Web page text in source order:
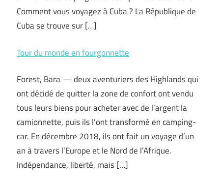
Comment vous voyagez à Cuba ? La République de
Cuba se trouve sur […]
Tour du monde en fourgonnette
Forest, Bara — deux aventuriers des Highlands qui
ont décidé de quitter la zone de confort ont vendu
tous leurs biens pour acheter avec de l’argent la
camionnette, puis ils l’ont transformé en camping-
car. En décembre 2018, ils ont fait un voyage d’un
an à travers l’Europe et le Nord de l’Afrique.
Indépendance, liberté, mais […]